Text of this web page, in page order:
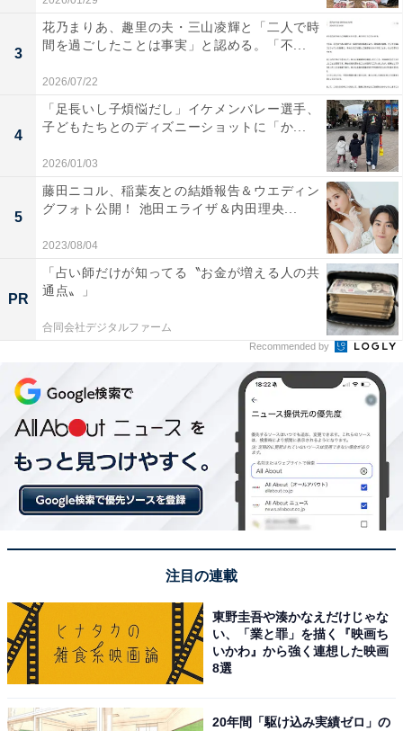
3
花乃まりあ、趣里の夫・三山凌輝と「二人で時
間を過ごしたことは事実」と認める。「不...
2026/07/22
4
「足長いし子煩悩だし」イケメンバレー選手、
子どもたちとのディズニーショットに「か...
2026/01/03
5
藤田ニコル、稲葉友との結婚報告＆ウエディン
グフォト公開！ 池田エライザ＆内田理央...
2023/08/04
PR
「占い師だけが知ってる〝お金が増える人の共
通点〟」
合同会社デジタルファーム
Recommended by
注目の連載
東野圭吾や湊かなえだけじゃな
い、「業と罪」を描く『映画ち
いかわ』から強く連想した映画
8選
20年間「駆け込み実績ゼロ」の